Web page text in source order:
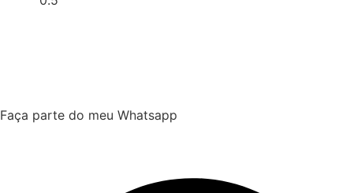
Faça parte do meu Whatsapp